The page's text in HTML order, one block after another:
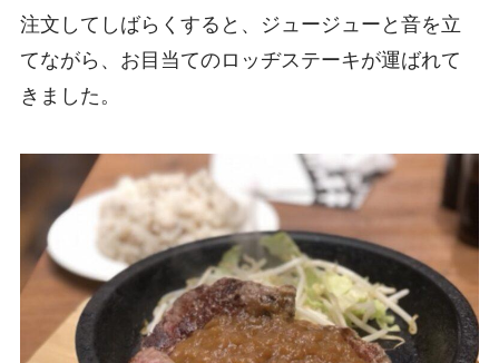
注文してしばらくすると、ジュージューと音を立
てながら、お目当てのロッヂステーキが運ばれて
きました。